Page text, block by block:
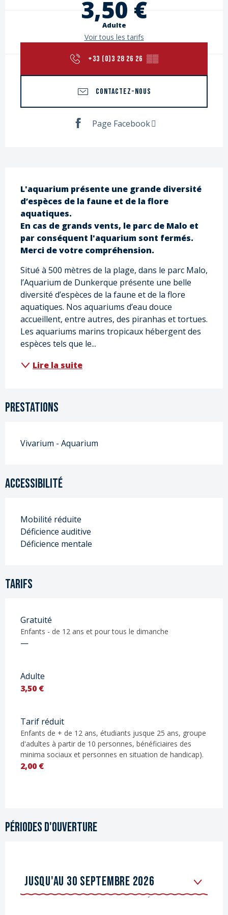
3,50 €
Adulte
Voir tous les tarifs
+33 (0)3 28 26 26 ▒▒
CONTACTEZ-NOUS
Page Facebook
Description
L'aquarium présente une grande diversité
d’espèces de la faune et de la flore
aquatiques.
En cas de grands vents, le parc de Malo et
par conséquent l'aquarium sont fermés.
Merci de votre compréhension.
Situé à 500 mètres de la plage, dans le parc Malo,
l’Aquarium de Dunkerque présente une belle
diversité d’espèces de la faune et de la flore
aquatiques. Nos aquariums d’eau douce
accueillent, entre autres, des piranhas et tortues.
Les aquariums marins tropicaux hébergent des
espèces tels que le...
Lire la suite
Prestations
Vivarium - Aquarium
Accessibilité
Mobilité réduite
Déficience auditive
Déficience mentale
Tarifs
Gratuité
Enfants - de 12 ans et pour tous le dimanche
—
Adulte
3,50 €
Tarif réduit
Enfants de + de 12 ans, étudiants jusque 25 ans, groupe
d'adultes à partir de 10 personnes, bénéficiaires des
minima sociaux et personnes en situation de handicap).
2,00 €
Périodes d'ouverture
JUSQU'AU 30 SEPTEMBRE 2026